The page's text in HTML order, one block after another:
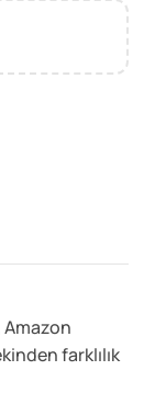
Amazon
farklılık